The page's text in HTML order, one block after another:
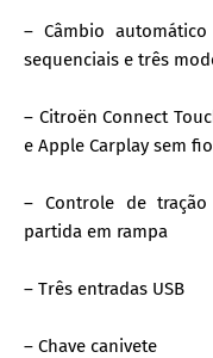
– Câmbio
sequenciais e três
– Citroën Connect
e Apple Carplay sem
– Controle de
partida em rampa
– Três entradas USB
– Chave canivete